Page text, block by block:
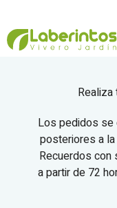
Los pedidos se
posteriores a
Recuerdos con
a partir de 72